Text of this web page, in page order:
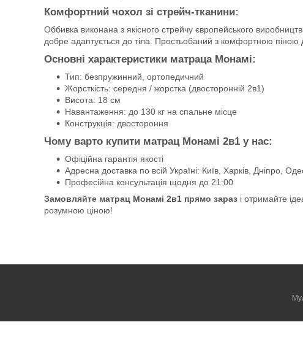
Комфортний чохол зі стрейч-тканини:
Оббивка виконана з якісного стрейчу європейського
добре адаптується до тіла. Простьобаний з комфортною піною
Основні характеристики матраца Монамі:
Тип: безпружинний, ортопедичний
Жорсткість: середня / жорстка (двосторонній 2в1)
Висота: 18 см
Навантаження: до 130 кг на спальне місце
Конструкція: двостороння
Чому варто купити матрац Монамі 2в1 у нас:
Офіційна гарантія якості
Адресна доставка по всій Україні: Київ, Харків, Дніпро,
Професійна консультація щодня до 21:00
Замовляйте матрац Монамі 2в1 прямо зараз і отримайте
розумною ціною!